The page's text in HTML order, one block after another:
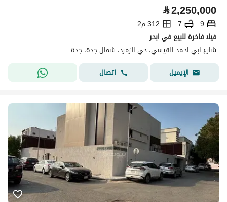
⃁2,250,000
9
7
312 م2
فيلا فاخرة للبيع في ابحر
شارع ابي احمد القيسي، حي الزمرد، شمال جدة، جدة
الإيميل
اتصال